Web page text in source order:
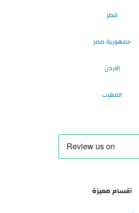
قطر
جمهورية مصر
الاردن
المغرب
أقسام مميزة